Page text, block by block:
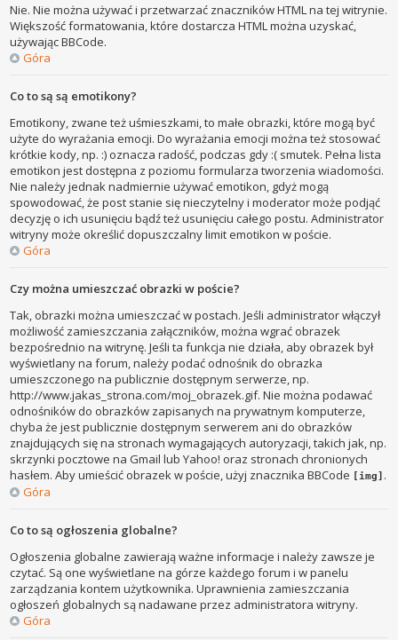
Nie. Nie można używać i przetwarzać znaczników HTML na tej witrynie.
Większość formatowania, które dostarcza HTML można uzyskać,
używając BBCode.
Góra
Co to są są emotikony?
Emotikony, zwane też uśmieszkami, to małe obrazki, które mogą być
użyte do wyrażania emocji. Do wyrażania emocji można też stosować
krótkie kody, np. :) oznacza radość, podczas gdy :( smutek. Pełna lista
emotikon jest dostępna z poziomu formularza tworzenia wiadomości.
Nie należy jednak nadmiernie używać emotikon, gdyż mogą
spowodować, że post stanie się nieczytelny i moderator może podjąć
decyzję o ich usunięciu bądź też usunięciu całego postu. Administrator
witryny może określić dopuszczalny limit emotikon w poście.
Góra
Czy można umieszczać obrazki w poście?
Tak, obrazki można umieszczać w postach. Jeśli administrator włączył
możliwość zamieszczania załączników, można wgrać obrazek
bezpośrednio na witrynę. Jeśli ta funkcja nie działa, aby obrazek był
wyświetlany na forum, należy podać odnośnik do obrazka
umieszczonego na publicznie dostępnym serwerze, np.
http://www.jakas_strona.com/moj_obrazek.gif. Nie można podawać
odnośników do obrazków zapisanych na prywatnym komputerze,
chyba że jest publicznie dostępnym serwerem ani do obrazków
znajdujących się na stronach wymagających autoryzacji, takich jak, np.
skrzynki pocztowe na Gmail lub Yahoo! oraz stronach chronionych
hasłem. Aby umieścić obrazek w poście, użyj znacznika BBCode [img] .
Góra
Co to są ogłoszenia globalne?
Ogłoszenia globalne zawierają ważne informacje i należy zawsze je
czytać. Są one wyświetlane na górze każdego forum i w panelu
zarządzania kontem użytkownika. Uprawnienia zamieszczania
ogłoszeń globalnych są nadawane przez administratora witryny.
Góra